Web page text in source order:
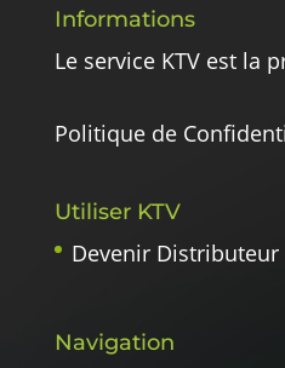
Informations
Le service KTV est la
Politique de
Utiliser KTV
Devenir Distributeur
Navigation